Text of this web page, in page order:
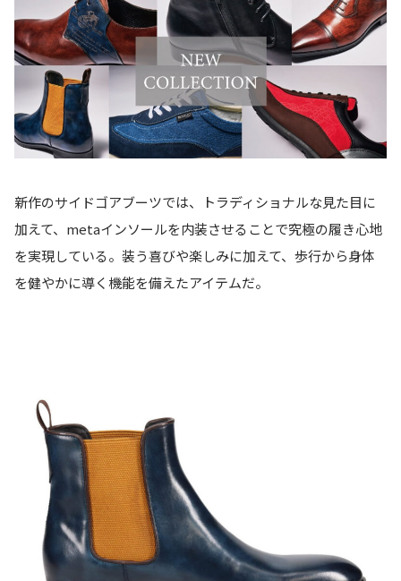
新作のサイドゴアブーツでは、トラディショナルな見た目に
加えて、metaインソールを内装させることで究極の履き心地
を実現している。装う喜びや楽しみに加えて、歩行から身体
を健やかに導く機能を備えたアイテムだ。